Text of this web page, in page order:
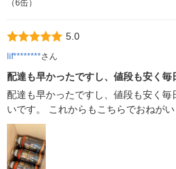
（6缶）
5.0
lif********さん
配達も早かったですし、値段も安く
配達も早かったですし、値段も安く毎
いです。 これからもこちらでおねがい